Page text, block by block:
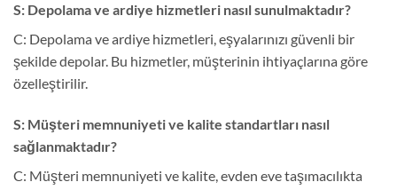
S: Depolama ve ardiye hizmetleri nasıl sunulmaktadır?
C: Depolama ve ardiye hizmetleri, eşyalarınızı güvenli bir
şekilde depolar. Bu hizmetler, müşterinin ihtiyaçlarına göre
özelleştirilir.
S: Müşteri memnuniyeti ve kalite standartları nasıl
sağlanmaktadır?
C: Müşteri memnuniyeti ve kalite, evden eve taşımacılıkta